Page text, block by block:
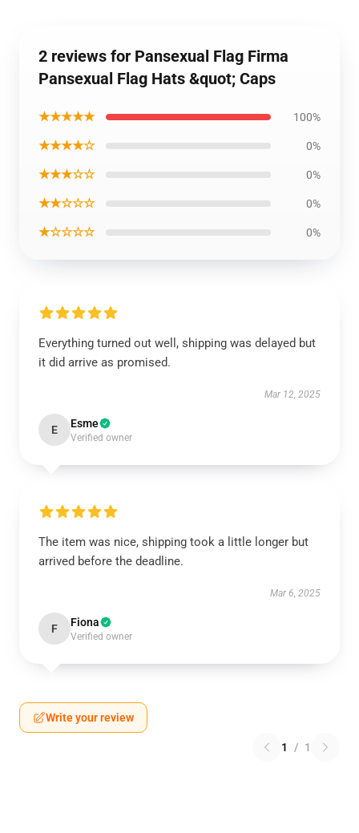
2 reviews for Pansexual Flag Firma
Pansexual Flag Hats &quot; Caps
★★★★★ 100%
★★★★☆ 0%
★★★☆☆ 0%
★★☆☆☆ 0%
★☆☆☆☆ 0%
Everything turned out well, shipping was delayed but
it did arrive as promised.
Mar 12, 2025
E Esme
Verified owner
The item was nice, shipping took a little longer but
arrived before the deadline.
Mar 6, 2025
F Fiona
Verified owner
Write your review
1 / 1